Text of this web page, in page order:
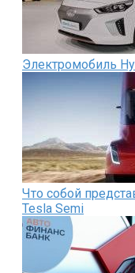
Электромобиль
Что собой
Tesla Semi